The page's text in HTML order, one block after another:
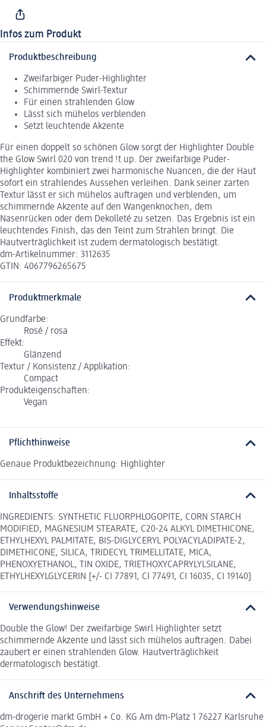
Infos zum Produkt
Produktbeschreibung
Zweifarbiger Puder-Highlighter
Schimmernde Swirl-Textur
Für einen strahlenden Glow
Lässt sich mühelos verblenden
Setzt leuchtende Akzente
Für einen doppelt so schönen Glow sorgt der Highlighter Double
the Glow Swirl 020 von trend !t up. Der zweifarbige Puder-
Highlighter kombiniert zwei harmonische Nuancen, die der Haut
sofort ein strahlendes Aussehen verleihen. Dank seiner zarten
Textur lässt er sich mühelos auftragen und verblenden, um
schimmernde Akzente auf den Wangenknochen, dem
Nasenrücken oder dem Dekolleté zu setzen. Das Ergebnis ist ein
leuchtendes Finish, das den Teint zum Strahlen bringt. Die
Hautverträglichkeit ist zudem dermatologisch bestätigt.
dm-Artikelnummer: 3112635
GTIN: 4067796265675
Produktmerkmale
Grundfarbe:
Rosé / rosa
Effekt:
Glänzend
Textur / Konsistenz / Applikation:
Compact
Produkteigenschaften:
Vegan
Pflichthinweise
Genaue Produktbezeichnung: Highlighter
Inhaltsstoffe
INGREDIENTS: SYNTHETIC FLUORPHLOGOPITE, CORN STARCH
MODIFIED, MAGNESIUM STEARATE, C20-24 ALKYL DIMETHICONE,
ETHYLHEXYL PALMITATE, BIS-DIGLYCERYL POLYACYLADIPATE-2,
DIMETHICONE, SILICA, TRIDECYL TRIMELLITATE, MICA,
PHENOXYETHANOL, TIN OXIDE, TRIETHOXYCAPRYLYLSILANE,
ETHYLHEXYLGLYCERIN [+/- CI 77891, CI 77491, CI 16035, CI 19140]
Verwendungshinweise
Double the Glow! Der zweifarbige Swirl Highlighter setzt
schimmernde Akzente und lässt sich mühelos auftragen. Dabei
zaubert er einen strahlenden Glow. Hautverträglichkeit
dermatologisch bestätigt.
Anschrift des Unternehmens
dm-drogerie markt GmbH + Co. KG Am dm-Platz 1 76227 Karlsruhe